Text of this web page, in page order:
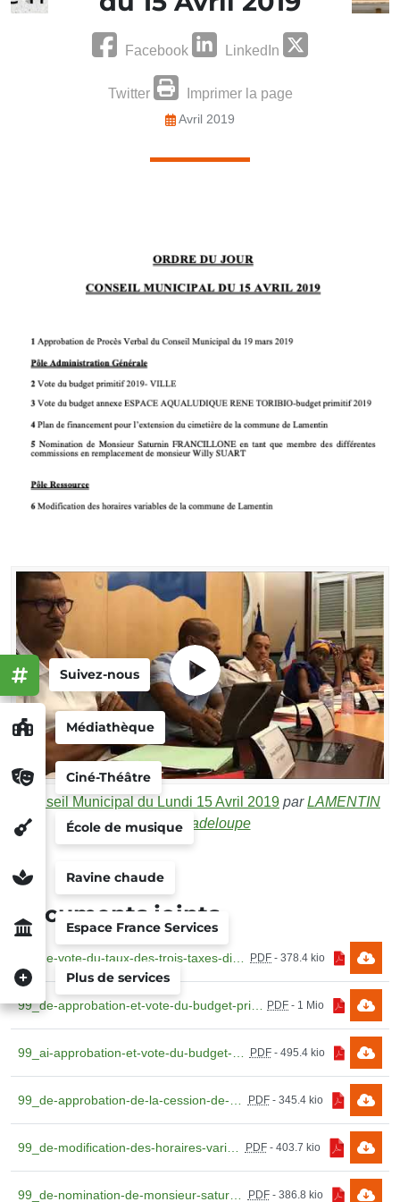
Médiathèque
Ciné-Théâtre
École de musique
Ravine chaude
Espace France Services
Plus de services
Suivez-nous
Facebook LinkedIn
Twitter Imprimer la page
Avril 2019
Conseil Municipal du Lundi 15 Avril 2019 parLAMENTIN
TV Guadeloupe
Documents joints
PDF - 378.4 kio
PDF - 1 Mio
PDF- 495.4 kio
PDF- 345.4 kio
PDF- 403.7 kio
PDF- 386.8 kio